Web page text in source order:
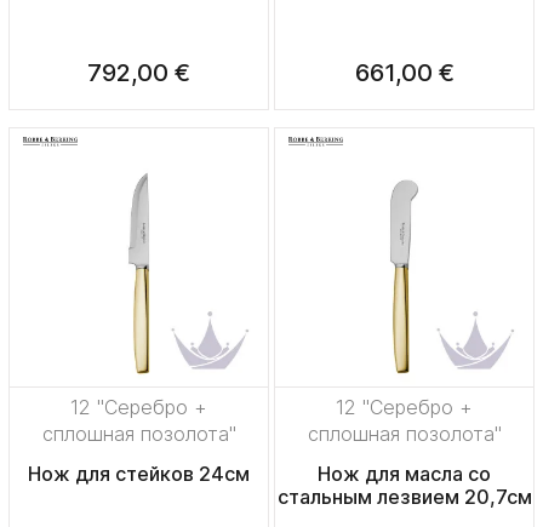
792,00 € 661,00 €
12 "Серебро +
сплошная позолота"
Нож для стейков 24см
12 "Серебро +
сплошная позолота"
Нож для масла со
стальным лезвием 20,7см